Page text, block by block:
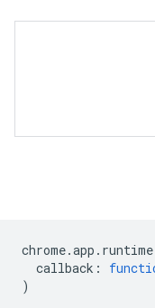
chrome. app.
callback: